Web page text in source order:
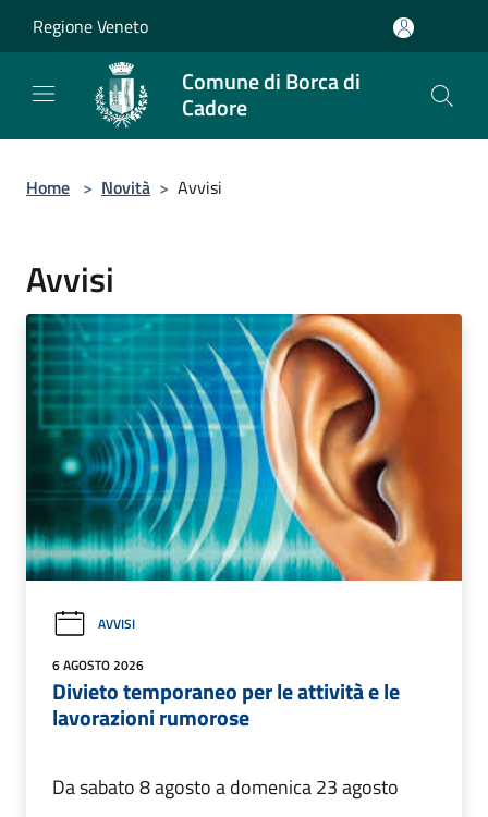
Regione Veneto
Comune di Borca di
Cadore
Home > Novità > Avvisi
Avvisi
AVVISI
6 AGOSTO 2026
Divieto temporaneo per le attività e le
lavorazioni rumorose
Da sabato 8 agosto a domenica 23 agosto